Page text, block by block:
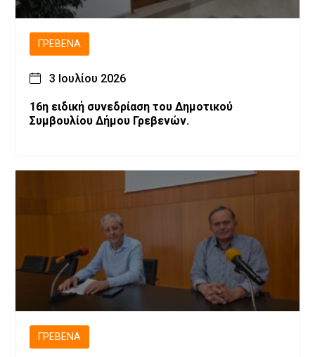
ΓΡΕΒΕΝΆ
3 Ιουλίου 2026
16η ειδική συνεδρίαση του Δημοτικού
Συμβουλίου Δήμου Γρεβενών.
ΓΡΕΒΕΝΆ